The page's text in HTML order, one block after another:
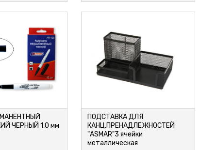
ЧЕРНЫЙ 1,0 мм
ПОДСТАВКА ДЛЯ
КАНЦ.ПРЕНАДЛЕЖНОСТЕЙ
"ASMAR"3 ячейки
металлическая